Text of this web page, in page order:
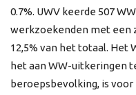
0.7%. UWV keerde 507
werkzoekenden met een
12,5% van het totaal. Het
het aan WW-uitkeringen
beroepsbevolking, is voor